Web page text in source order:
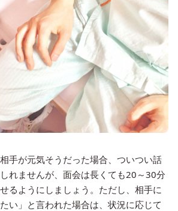
手が元気そうだった場合、ついつい話
れませんが、面会は長くても20～30分
るようにしましょう。ただし、相手に
い」と言われた場合は、状況に応じて